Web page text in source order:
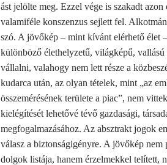
ást jelölte meg. Ezzel vége is szakadt
valamiféle konszenzus sejlett fel.
szó. A jövőkép – mint kívánt elérhető élet
különböző élethelyzetű, világképű, vallású
vállalni, valahogy nem lett része a
kudarca után, az olyan tételek, mint „az
összemérésének területe a piac”, nem
kielégítését lehetővé tévő gazdasági,
megfogalmazásához. Az absztrakt jogok
válasz a biztonságigényre. A jövőkép nem
dolgok listája, hanem érzelmekkel telített,